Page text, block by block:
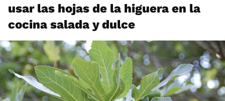
usar las hojas de la higuera en la
cocina salada y dulce